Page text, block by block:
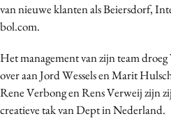
Contentmarketing
Craft
Data & Insights
Design
Digital transformation
van nieuwe klanten als Beiersdorf,
bol.com.
Het management van zijn team
over aan Jord Wessels en Marit
Rene Verbong en Rens Verweij zijn
creatieve tak van Dept in Nederland.